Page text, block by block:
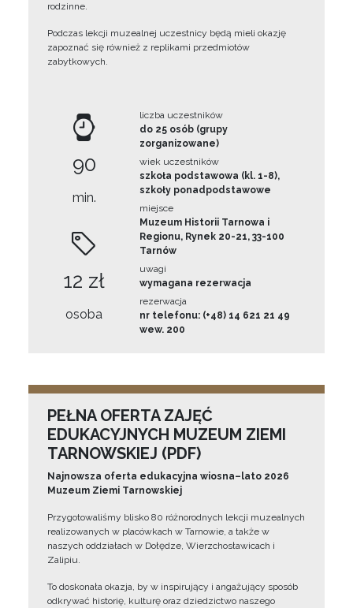
rodzinne.
Podczas lekcji muzealnej uczestnicy będą mieli okazję
zapoznać się również z replikami przedmiotów
zabytkowych.
90
min.
12 zł
osoba
liczba uczestników
do 25 osób (grupy
zorganizowane)
wiek uczestników
szkoła podstawowa (kl. 1-8),
szkoły ponadpodstawowe
miejsce
Muzeum Historii Tarnowa i
Regionu, Rynek 20-21, 33-100
Tarnów
uwagi
wymagana rezerwacja
rezerwacja
nr telefonu: (+48) 14 621 21 49
wew. 200
PEŁNA OFERTA ZAJĘĆ
EDUKACYJNYCH MUZEUM ZIEMI
TARNOWSKIEJ (PDF)
Najnowsza oferta edukacyjna wiosna–lato 2026
Muzeum Ziemi Tarnowskiej
Przygotowaliśmy blisko 80 różnorodnych lekcji muzealnych
realizowanych w placówkach w Tarnowie, a także w
naszych oddziałach w Dołędze, Wierzchosławicach i
Zalipiu.
To doskonała okazja, by w inspirujący i angażujący sposób
odkrywać historię, kulturę oraz dziedzictwo naszego